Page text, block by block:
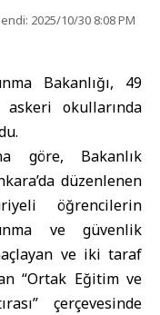
2025/10/30 8:08 PM
Bakanlığı, 49
okullarında
göre, Bakanlık
düzenlenen
öğrencilerin
ve güvenlik
ve iki taraf
“Ortak Eğitim ve
çerçevesinde